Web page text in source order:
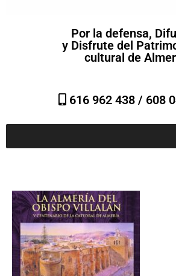
Por la defensa,
y Disfrute del
cultural de
616 962 438 / 608